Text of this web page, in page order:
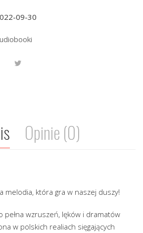
09-30
Opinie (0)
melodia, która gra w naszej duszy!
pełna wzruszeń, lęków i dramatów
w polskich realiach sięgających